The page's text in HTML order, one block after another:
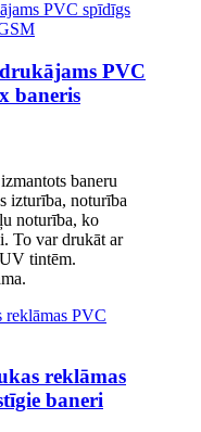
PVC
baneris
baneru
izturība, noturība
noturība, ko
To var drukāt ar
tintēm.
reklāmas
baneri